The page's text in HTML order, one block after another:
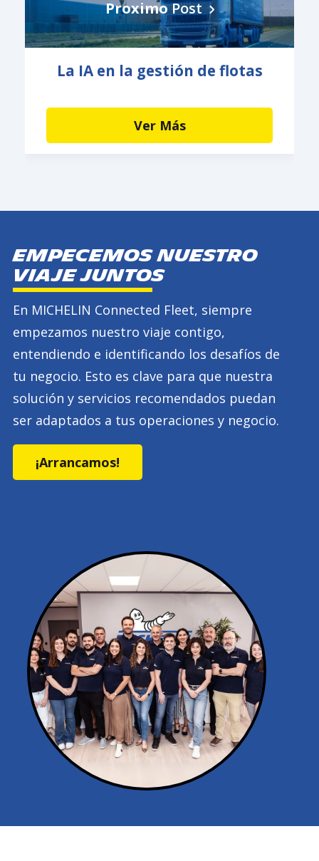
ProximoPost
La IA en la gestión de flotas
Ver Más
Empecemos nuestro
viaje juntos
En MICHELIN Connected Fleet, siempre
empezamos nuestro viaje contigo,
entendiendo e identificando los desafíos de
tu negocio. Esto es clave para que nuestra
solución y servicios recomendados puedan
ser adaptados a tus operaciones y negocio.
¡Arrancamos!